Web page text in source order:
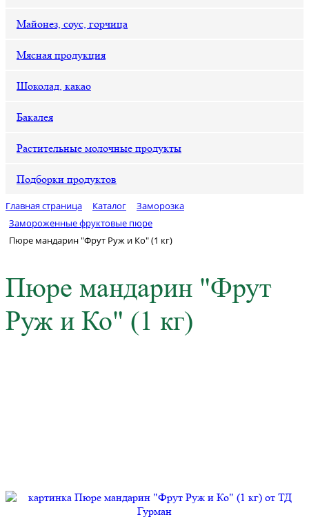
Майонез, соус, горчица
Мясная продукция
Шоколад, какао
Бакалея
Растительные молочные продукты
Подборки продуктов
Главная страница Каталог
Заморозка
Замороженные фруктовые пюре
Пюре мандарин "Фрут Руж и Ко" (1 кг)
Пюре мандарин "Фрут
Руж и Ко" (1 кг)